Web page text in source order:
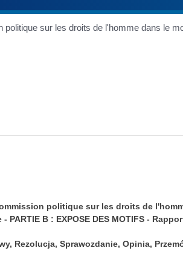
politique sur les droits de
PARTIE B : EXPOSE DES MOTIFS -
Rezolucja, Sprawozdanie, Opinia,